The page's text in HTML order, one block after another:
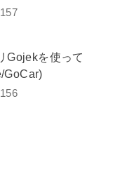
Gojekを使って
GoCar)